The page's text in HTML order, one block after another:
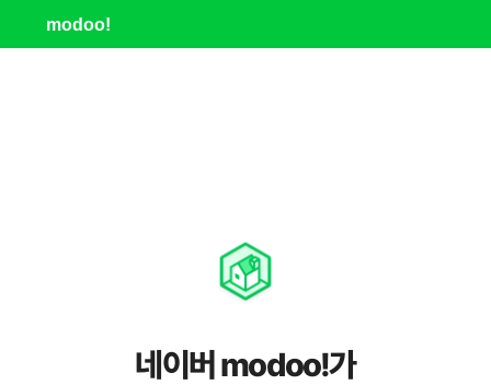
modoo!
네이버 modoo!가